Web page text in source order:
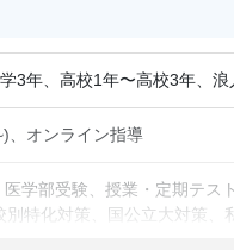
3年、高校1年〜高校3年、浪
、オンライン指導
学部受験、授業・定期テ
別特化対策、国公立大対策